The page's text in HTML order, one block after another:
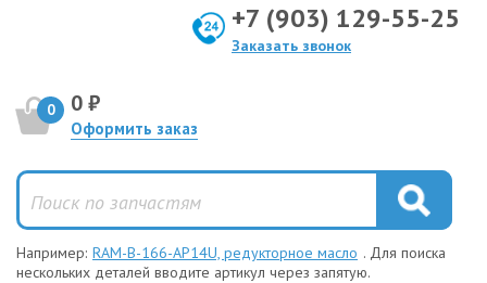
+7 (903) 129-55-25
Заказать звонок
0 0 ₽
Оформить заказ
Например: RAM-B-166-AP14U, редукторное масло . Для поиска
нескольких деталей вводите артикул через запятую.